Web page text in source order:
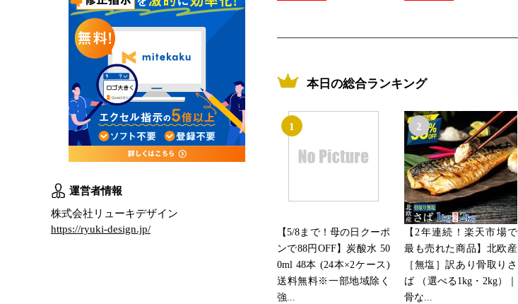
本日の総合ランキング
1
【5/8まで！母の日クーポ
ンで88円OFF】炭酸水 50
0ml 48本 (24本×2ケース)
送料無料※一部地域除く
強...
2
【2年連続！楽天市場で
最も売れた商品】北欧産
［無塩］訳あり骨取りさ
ば （選べる1kg・2kg）｜
骨な...
運営者情報
株式会社リューキデザイン
https://ryuki-design.jp/